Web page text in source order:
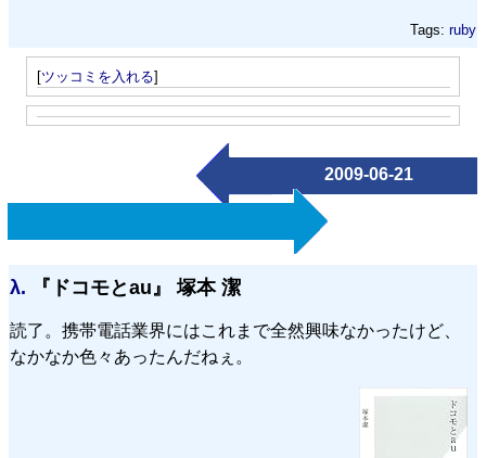
Tags: ruby
[ツッコミを入れる]
2009-06-21
λ. 『ドコモとau』 塚本 潔
読了。携帯電話業界にはこれまで全然興味なかったけど、
なかなか色々あったんだねぇ。